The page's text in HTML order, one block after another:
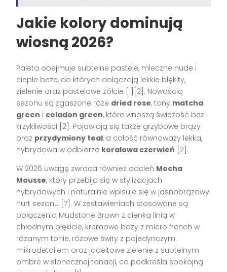
Jakie kolory dominują
wiosną 2026?
Paleta obejmuje subtelne pastele, mleczne nude i
ciepłe beże, do których dołączają lekkie błękity,
zielenie oraz pastelowe żółcie [1][2]. Nowością
sezonu są zgaszone róże dried rose, tony matcha
green i celadon green, które wnoszą świeżość bez
krzykliwości [2]. Pojawiają się także grzybowe brązy
oraz przydymiony teal, a całość równoważy lekka,
hybrydowa w odbiorze koralowa czerwień [2].
W 2026 uwagę zwraca również odcień Mocha
Mousse, który przebija się w stylizacjach
hybrydowych i naturalnie wpisuje się w jasnobrązowy
nurt sezonu [7]. W zestawieniach stosowane są
połączenia Mudstone Brown z cienką linią w
chłodnym błękicie, kremowe bazy z micro french w
różanym tonie, różowe świty z pojedynczym
mikrodetailem oraz jadeitowe zielenie z subtelnym
ombre w słonecznej tonacji, co podkreśla spokojną